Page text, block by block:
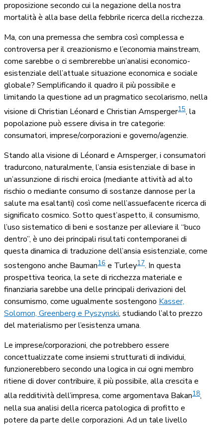
proposizione secondo cui la negazione della nostra
mortalità è alla base della febbrile ricerca della ricchezza.
Ma, con una premessa che sembra così complessa e
controversa per il creazionismo e l’economia mainstream,
come sarebbe o ci sembrerebbe un’analisi economico-
esistenziale dell’attuale situazione economica e sociale
globale? Semplificando il quadro il più possibile e
limitando la questione ad un pragmatico secolarismo, nella
visione di Christian Léonard e Christian Arnsperger15, la
popolazione può essere divisa in tre categorie:
consumatori, imprese/corporazioni e governo/agenzie.
Stando alla visione di Léonard e Arnsperger, i consumatori
tradurcono, naturalmente, l’ansia esistenziale di base in
un’assunzione di rischi eroica (mediante attività ad alto
rischio o mediante consumo di sostanze dannose per la
salute ma esaltanti) così come nell’assuefacente ricerca di
significato cosmico. Sotto quest’aspetto, il consumismo,
l’uso sistematico di beni e sostanze per alleviare il “buco
dentro”, è uno dei principali risultati contemporanei di
questa dinamica di traduzione dell’ansia esistenziale, come
sostengono anche Bauman16 e Turley17. In questa
prospettiva teorica, la sete di ricchezza materiale e
finanziaria sarebbe una delle principali derivazioni del
consumismo, come ugualmente sostengono Kasser,
Solomon, Greenberg e Pyszynski, studiando l’alto prezzo
del materialismo per l’esistenza umana.
Le imprese/corporazioni, che potrebbero essere
concettualizzate come insiemi strutturati di individui,
funzionerebbero secondo una logica in cui ogni membro
ritiene di dover contribuire, il più possibile, alla crescita e
alla redditività dell’impresa, come argomentava Bakan18,
nella sua analisi della ricerca patologica di profitto e
potere da parte delle corporazioni. Ad un tale livello